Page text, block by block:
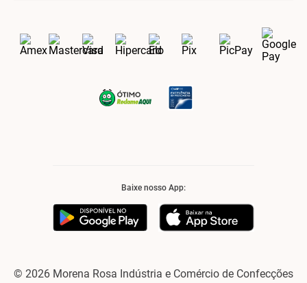
Baixe nosso App:
© 2026 Morena Rosa Indústria e Comércio de Confecções